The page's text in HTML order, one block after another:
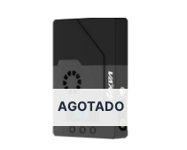
AGOTADO